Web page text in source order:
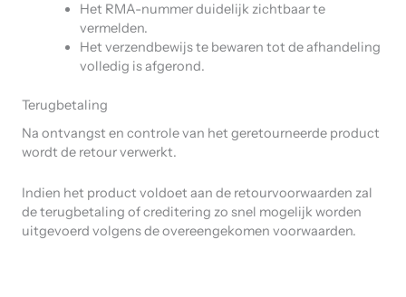
Het RMA-nummer duidelijk zichtbaar te
vermelden.
Het verzendbewijs te bewaren tot de afhandeling
volledig is afgerond.
Terugbetaling
Na ontvangst en controle van het geretourneerde product
wordt de retour verwerkt.
Indien het product voldoet aan de retourvoorwaarden zal
de terugbetaling of creditering zo snel mogelijk worden
uitgevoerd volgens de overeengekomen voorwaarden.